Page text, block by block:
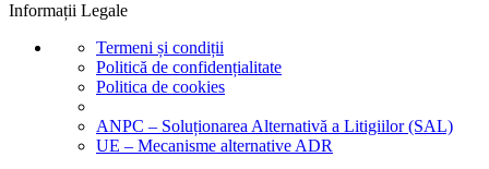
Informații Legale
Termeni și condiții
Politică de confidențialitate
Politica de cookies
ANPC – Soluționarea Alternativă a Litigiilor (SAL)
UE – Mecanisme alternative ADR